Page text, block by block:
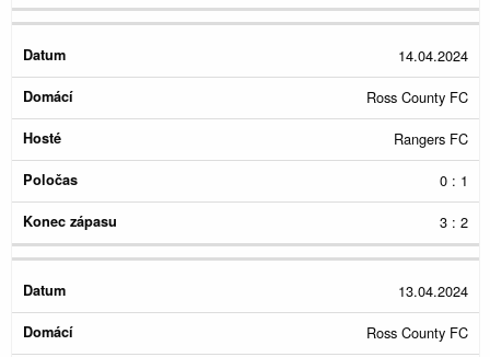
14.04.2024
Ross County FC
Rangers FC
0 : 1
3 : 2
13.04.2024
Ross County FC